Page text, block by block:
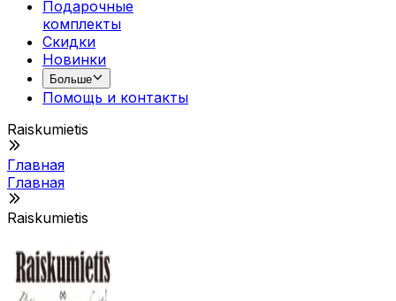
Подарочные
комплекты
Скидки
Новинки
Больше
Помощь и контакты
Raiskumietis
Главная
Главная
Raiskumietis